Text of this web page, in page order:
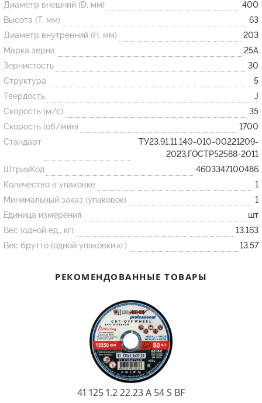
Огнеупорные
изделия
Скачать каталог
Тигель
Муфель
Черпак
Шербер
Трубка
Стержень
Пробка
Подставка
Лодочка
Контакт
Огнеупорная SiC смесь
Диаметр внешний (D, мм)
400
Высота (T, мм)
63
Диаметр внутренний (H, мм)
203
Марка зерна
25А
Зернистость
30
Структура
5
Твердость
J
Скорость (м/с)
35
Скорость (об/мин)
1700
Стандарт
ТУ23.91.11.140-010-00221209-
2023,ГОСТР52588-2011
ШтрихКод
4603347100486
Количество в упаковке
1
Минимальный заказ (упаковок)
1
Единица измерения
шт
Вес (одной ед., кг)
13.163
Вес брутто (одной упаковки,кг)
13.57
РЕКОМЕНДОВАННЫЕ ТОВАРЫ
41 125 1.2 22.23 A 54 S BF